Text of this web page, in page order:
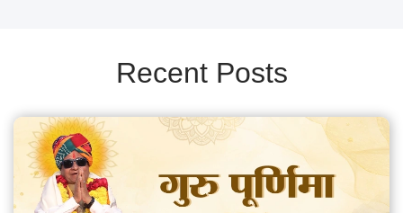
Recent Posts